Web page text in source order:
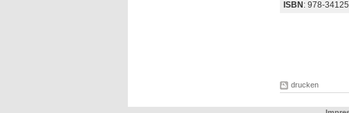
ISBN : 978-
drucken